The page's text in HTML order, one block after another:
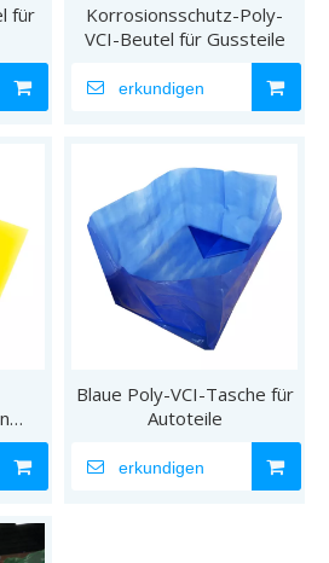
für
Korrosionsschutz-Poly-
VCI-Beutel für Gussteile
erkundigen
Blaue Poly-VCI-Tasche für
Autoteile
erkundigen